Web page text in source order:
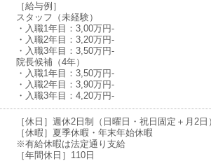
［給与例］
スタッフ（未経験）
・入職1年目：3,00万円-
・入職2年目：3,20万円-
・入職3年目：3,50万円-
院長候補（4年）
・入職1年目：3,50万円-
・入職2年目：3,90万円-
・入職3年目：4,20万円-
［休日］週休2日制（日曜日・祝日固定＋月2日
［休暇］夏季休暇・年末年始休暇
※有給休暇は法定通り支給
［年間休日］110日